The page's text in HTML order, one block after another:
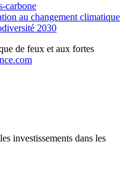
carbone
au changement climatique
2030
de feux et aux fortes
investissements dans les